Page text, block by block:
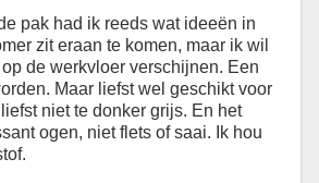
pak had ik reeds wat ideeën in
zit eraan te komen, maar ik wil
de werkvloer verschijnen. Een
Maar liefst wel geschikt voor
niet te donker grijs. En het
ogen, niet flets of saai. Ik hou